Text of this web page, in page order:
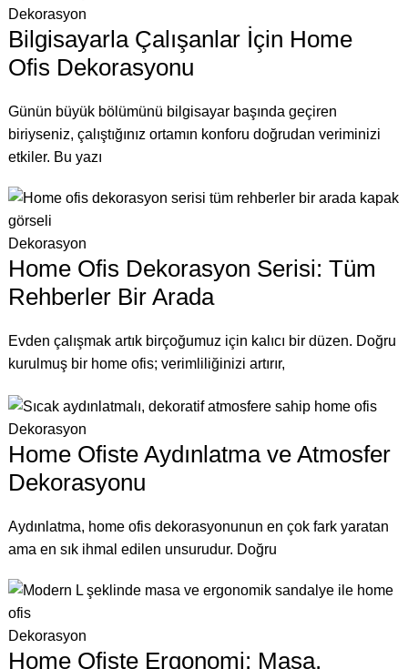
Dekorasyon
Bilgisayarla Çalışanlar İçin Home
Ofis Dekorasyonu
Günün büyük bölümünü bilgisayar başında geçiren
biriyseniz, çalıştığınız ortamın konforu doğrudan veriminizi
etkiler. Bu yazı
Dekorasyon
Home Ofis Dekorasyon Serisi: Tüm
Rehberler Bir Arada
Evden çalışmak artık birçoğumuz için kalıcı bir düzen. Doğru
kurulmuş bir home ofis; verimliliğinizi artırır,
Dekorasyon
Home Ofiste Aydınlatma ve Atmosfer
Dekorasyonu
Aydınlatma, home ofis dekorasyonunun en çok fark yaratan
ama en sık ihmal edilen unsurudur. Doğru
Dekorasyon
Home Ofiste Ergonomi: Masa,